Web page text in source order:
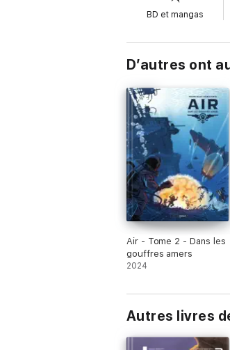
BD et mangas
D’autres ont
Air - Tome 2 - Dans les
gouffres amers
2024
Autres livres